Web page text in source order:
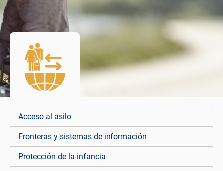
Acceso al asilo
Fronteras y sistemas de información
Protección de la infancia